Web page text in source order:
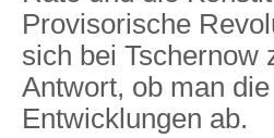
Provisorische
sich bei Tschernow
Antwort, ob man
Entwicklungen ab.